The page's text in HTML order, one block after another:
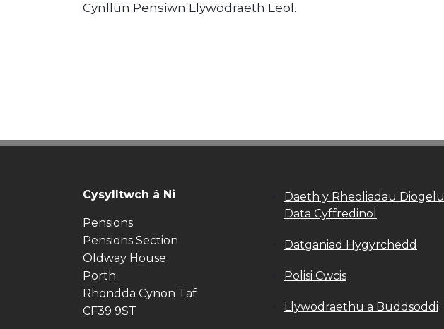
Cynllun Pensiwn Llywodraeth Leol.
Cysylltwch â Ni
Pensions
Pensions Section
Oldway House
Porth
Rhondda Cynon Taf
CF39 9ST
Daeth y Rheoliadau Diogelu
Data Cyffredinol
Datganiad Hygyrchedd
Polisi Cwcis
Llywodraethu a Buddsoddi